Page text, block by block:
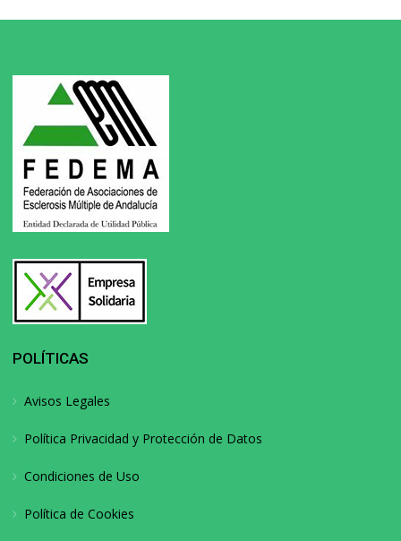
POLÍTICAS
Avisos Legales
Política Privacidad y Protección de Datos
Condiciones de Uso
Política de Cookies